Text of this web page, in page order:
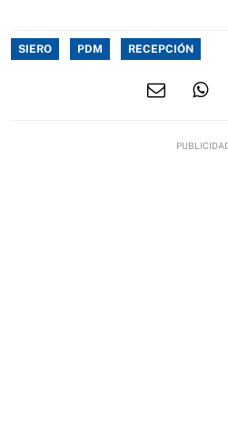
SIERO PDM RECEPCIÓN